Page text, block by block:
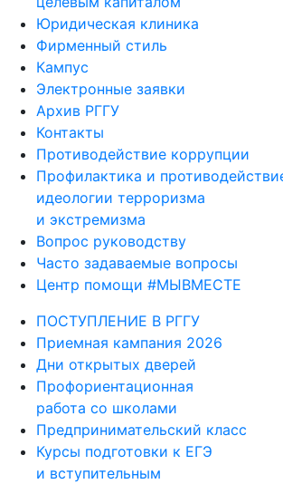
Юридическая клиника
Фирменный стиль
Кампус
Электронные заявки
Архив РГГУ
Контакты
Противодействие коррупции
Профилактика и
идеологии терроризма
и экстремизма
Вопрос руководству
Часто задаваемые вопросы
Центр помощи #МЫВМЕСТЕ
ПОСТУПЛЕНИЕ В РГГУ
Приемная кампания 2026
Дни открытых дверей
Профориентационная
работа со школами
Предпринимательский класс
Курсы подготовки к ЕГЭ
и вступительным